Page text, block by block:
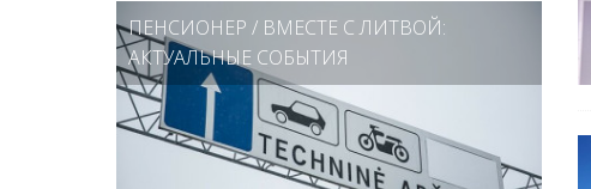
ПЕНСИОНЕР / ВМЕСТЕ С ЛИТВОЙ:
АКТУАЛЬНЫЕ СОБЫТИЯ